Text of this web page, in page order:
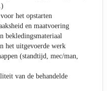
het opstarten
en maatvoering
bekledingsmateriaal
het uitgevoerde werk
(standtijd, mec/man,
van de behandelde